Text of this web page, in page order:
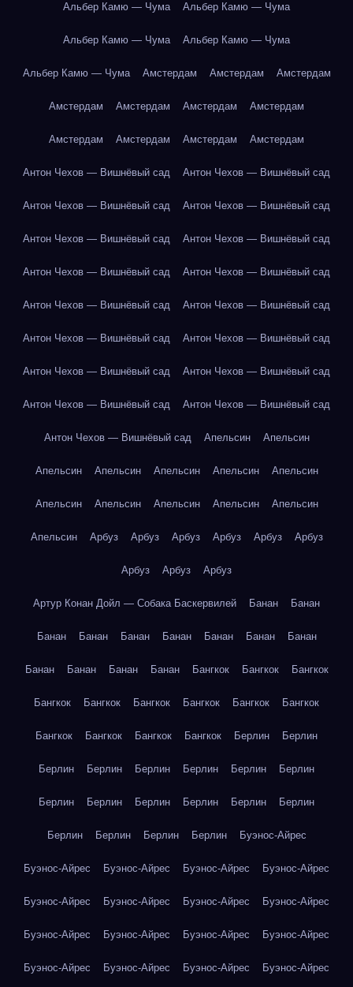
Альбер Камю — Чума Альбер Камю — Чума
Альбер Камю — Чума Альбер Камю — Чума
Альбер Камю — Чума Амстердам Амстердам Амстердам
Амстердам Амстердам Амстердам Амстердам
Амстердам Амстердам Амстердам Амстердам
Антон Чехов — Вишнёвый сад Антон Чехов — Вишнёвый сад
Антон Чехов — Вишнёвый сад Антон Чехов — Вишнёвый сад
Антон Чехов — Вишнёвый сад Антон Чехов — Вишнёвый сад
Антон Чехов — Вишнёвый сад Антон Чехов — Вишнёвый сад
Антон Чехов — Вишнёвый сад Антон Чехов — Вишнёвый сад
Антон Чехов — Вишнёвый сад Антон Чехов — Вишнёвый сад
Антон Чехов — Вишнёвый сад Антон Чехов — Вишнёвый сад
Антон Чехов — Вишнёвый сад Антон Чехов — Вишнёвый сад
Антон Чехов — Вишнёвый сад Апельсин Апельсин
Апельсин Апельсин Апельсин Апельсин Апельсин
Апельсин Апельсин Апельсин Апельсин Апельсин
Апельсин Арбуз Арбуз Арбуз Арбуз Арбуз Арбуз
Арбуз Арбуз Арбуз
Артур Конан Дойл — Собака Баскервилей Банан Банан
Банан Банан Банан Банан Банан Банан Банан
Банан Банан Банан Банан Бангкок Бангкок Бангкок
Бангкок Бангкок Бангкок Бангкок Бангкок Бангкок
Бангкок Бангкок Бангкок Бангкок Берлин Берлин
Берлин Берлин Берлин Берлин Берлин Берлин
Берлин Берлин Берлин Берлин Берлин Берлин
Берлин Берлин Берлин Берлин Буэнос-Айрес
Буэнос-Айрес Буэнос-Айрес Буэнос-Айрес Буэнос-Айрес
Буэнос-Айрес Буэнос-Айрес Буэнос-Айрес Буэнос-Айрес
Буэнос-Айрес Буэнос-Айрес Буэнос-Айрес Буэнос-Айрес
Буэнос-Айрес Буэнос-Айрес Буэнос-Айрес Буэнос-Айрес